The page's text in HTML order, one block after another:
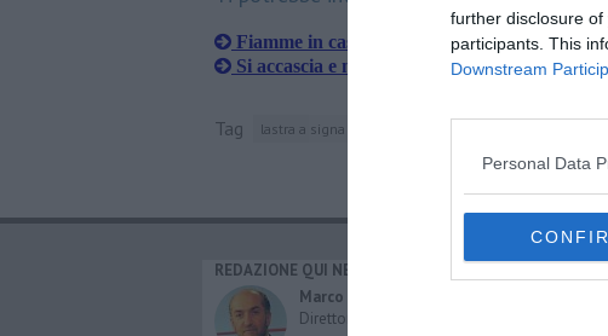
further disclosure of
participants. This
Downstream
Personal Data
Fiamme in caserma, muore un poliziotto
Si accascia e muore in strada a 44 anni
Tag lastra a signa
REDAZIONE QUI NEWS
Marco Migli
Direttore Responsabile